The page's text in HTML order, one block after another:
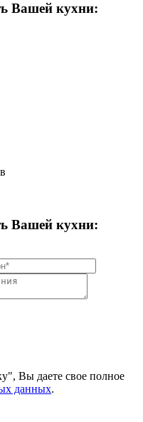
Вашей кухни:
Вашей кухни:
Вы даете свое полное
данных.